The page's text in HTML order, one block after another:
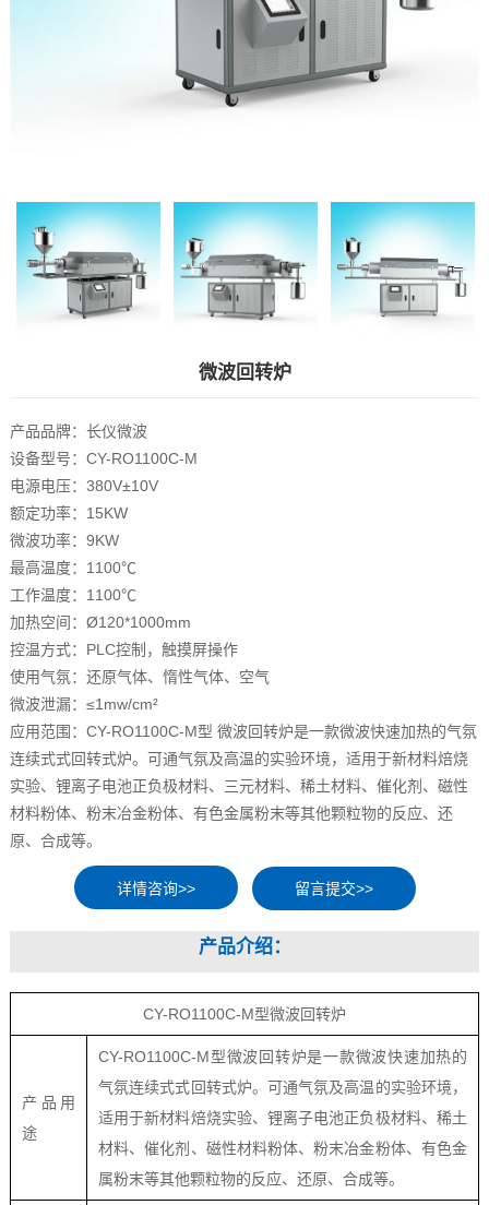
微波回转炉
产品品牌：长仪微波
设备型号：CY-RO1100C-M
电源电压：380V±10V
额定功率：15KW
微波功率：9KW
最高温度：1100℃
工作温度：1100℃
加热空间：Ø120*1000mm
控温方式：PLC控制，触摸屏操作
使用气氛：还原气体、惰性气体、空气
微波泄漏：≤1mw/cm²
应用范围：CY-RO1100C-M型 微波回转炉是一款微波快速加热的气氛
连续式式回转式炉。可通气氛及高温的实验环境，适用于新材料焙烧
实验、锂离子电池正负极材料、三元材料、稀土材料、催化剂、磁性
材料粉体、粉末冶金粉体、有色金属粉末等其他颗粒物的反应、还
原、合成等。
留言提交>>
产品介绍：
CY-RO1100C-M型微波回转炉
产品用
途
CY-RO1100C-M型微波回转炉是一款微波快速加热的
气氛连续式式回转式炉。可通气氛及高温的实验环境，
适用于新材料焙烧实验、锂离子电池正负极材料、稀土
材料、催化剂、磁性材料粉体、粉末冶金粉体、有色金
属粉末等其他颗粒物的反应、还原、合成等。